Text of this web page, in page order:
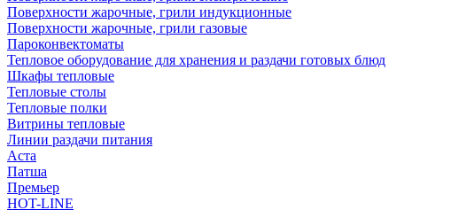
Поверхности жарочные, грили индукционные
Поверхности жарочные, грили газовые
Пароконвектоматы
Тепловое оборудование для хранения и раздачи готовых блюд
Шкафы тепловые
Тепловые столы
Тепловые полки
Витрины тепловые
Линии раздачи питания
Аста
Патша
Премьер
HOT-LINE